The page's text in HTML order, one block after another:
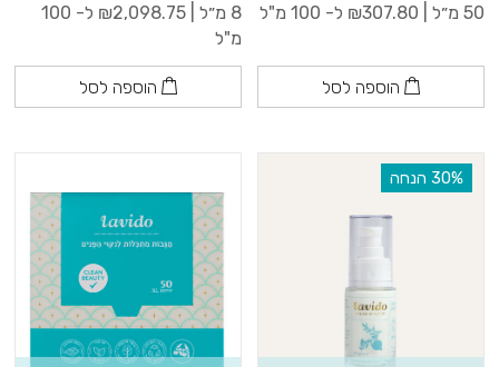
50 מ״ל | ₪307.80 ל- 100 מ"ל
הוספה לסל
8 מ״ל | ₪2,098.75
ל- 100
מ"ל
הוספה לסל
‫30% הנחה